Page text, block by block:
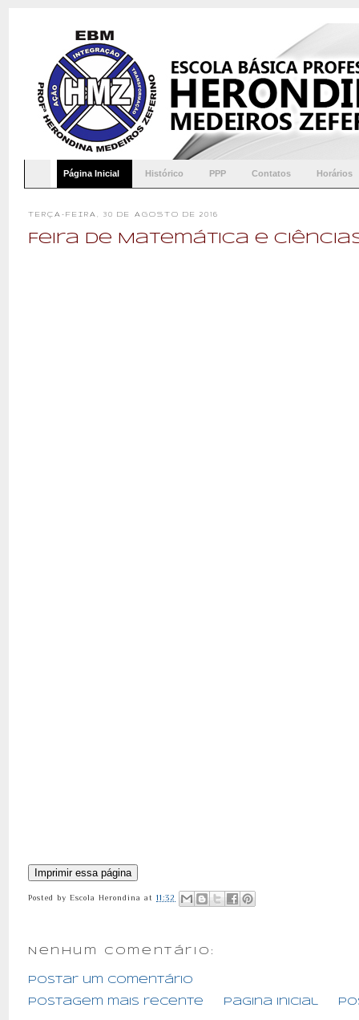
Página Inicial Histórico PPP Contatos Horários
TERÇA-FEIRA, 30 DE AGOSTO DE 2016
Feira de Matemática e
Posted byEscola Herondina at11:32
Nenhum comentário:
Postar um comentário
Postagem mais recente Página inicial